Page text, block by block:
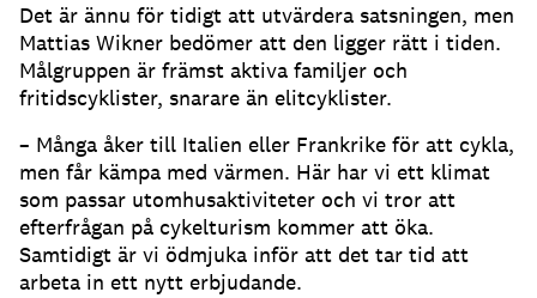
Det är ännu för tidigt att utvärdera satsningen, men
Mattias Wikner bedömer att den ligger rätt i tiden.
Målgruppen är främst aktiva familjer och
fritidscyklister, snarare än elitcyklister.
– Många åker till Italien eller Frankrike för att cykla,
men får kämpa med värmen. Här har vi ett klimat
som passar utomhusaktiviteter och vi tror att
efterfrågan på cykelturism kommer att öka.
Samtidigt är vi ödmjuka inför att det tar tid att
arbeta in ett nytt erbjudande.